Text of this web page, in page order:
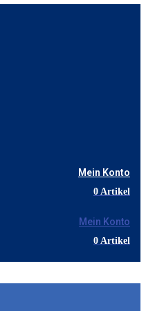
Mein Konto
0 Artikel
Mein Konto
0 Artikel